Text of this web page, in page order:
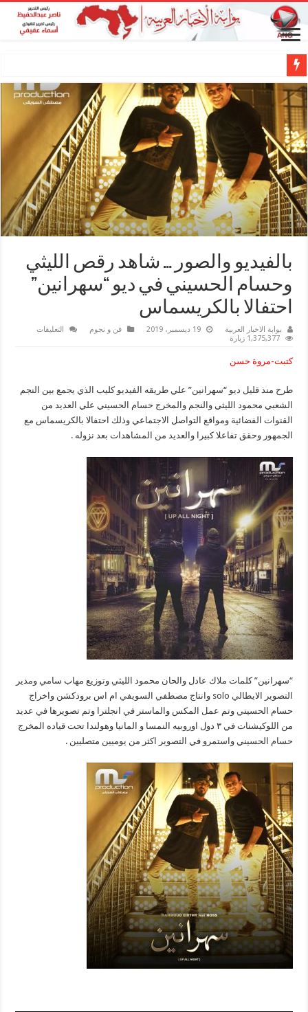
بالفيديو والصور … شاهد رقص الليثي
وحسام الحسيني في ديو “سهرانين”
احتفالا بالكريسماس
بوابة الاخبار العربية 19 ديسمبر، 2019 فن و نجوم التعليقات
وحسام
ديو
“سهرانين”
1,375,377 زيارة
كتبت-مروة حسن
طرح منذ قليل ديو “سهرانين” علي طريقه الفيديو كليب الذي يجمع بين النجم
الشعبي محمود الليثي والنجم والمخرج حسام الحسيني علي العديد من
القنوات الفضائية ومواقع التواصل الاجتماعي وذلك احتفالا بالكريسماس مع
الجمهور وحقق تفاعلا كبيرا والعديد من المشاهدات بعد نزوله .
“سهرانين” كلمات ملاك عادل والحان محمود الليثي وتوزيع مهاب سامي ومدير
التصوير الايطالي solo وانتاج مصطفي السويفي ام اس برودكشن واخراج
حسام الحسيني وتم عمل المكس والماستر في انجلترا وتم تصويرها في عديد
من اللوكيشنات في ٣ دول اوروبيه النمسا و المانيا وهولندا تحت قياده المخرج
حسام الحسيني واستمرو في التصوير اكثر من يوميين متصليين .